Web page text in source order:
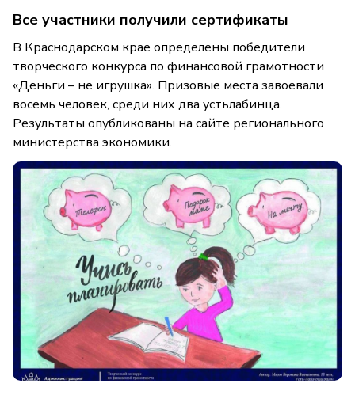
Все участники получили сертификаты
В Краснодарском крае определены победители
творческого конкурса по финансовой грамотности
«Деньги – не игрушка». Призовые места завоевали
восемь человек, среди них два устьлабинца.
Результаты опубликованы на сайте регионального
министерства экономики.